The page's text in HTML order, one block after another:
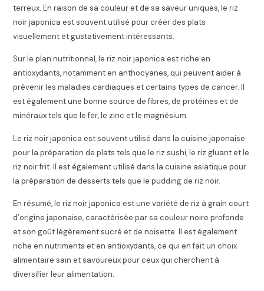
terreux. En raison de sa couleur et de sa saveur uniques, le riz
noir japonica est souvent utilisé pour créer des plats
visuellement et gustativement intéressants.
Sur le plan nutritionnel, le riz noir japonica est riche en
antioxydants, notamment en anthocyanes, qui peuvent aider à
prévenir les maladies cardiaques et certains types de cancer. Il
est également une bonne source de fibres, de protéines et de
minéraux tels que le fer, le zinc et le magnésium.
Le riz noir japonica est souvent utilisé dans la cuisine japonaise
pour la préparation de plats tels que le riz sushi, le riz gluant et le
riz noir frit. Il est également utilisé dans la cuisine asiatique pour
la préparation de desserts tels que le pudding de riz noir.
En résumé, le riz noir japonica est une variété de riz à grain court
d’origine japonaise, caractérisée par sa couleur noire profonde
et son goût légèrement sucré et de noisette. Il est également
riche en nutriments et en antioxydants, ce qui en fait un choix
alimentaire sain et savoureux pour ceux qui cherchent à
diversifier leur alimentation.